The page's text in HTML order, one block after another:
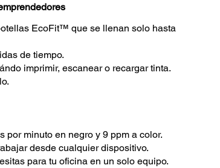
EcoFit™ que se llenan solo hasta
de tiempo.
imprimir, escanear o recargar tinta.
por minuto en negro y 9 ppm a color.
desde cualquier dispositivo.
para tu oficina en un solo equipo.